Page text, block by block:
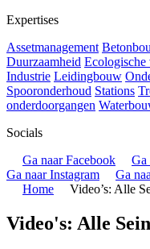
Expertises
Assetmanagement
Duurzaamheid Ecologische
Industrie Leidingbouw
Spooronderhoud Stations
onderdoorgangen
Socials
Ga naar Facebook
Ga
Ga naar Instagram
Ga
Home
Video’s: Alle
Video's: Alle